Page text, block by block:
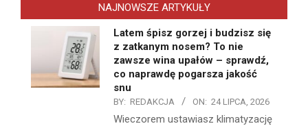
NAJNOWSZE ARTYKUŁY
Latem śpisz gorzej i budzisz się
z zatkanym nosem? To nie
zawsze wina upałów – sprawdź,
co naprawdę pogarsza jakość
snu
BY: REDAKCJA ON: 24 LIPCA, 2026
Wieczorem ustawiasz klimatyzację